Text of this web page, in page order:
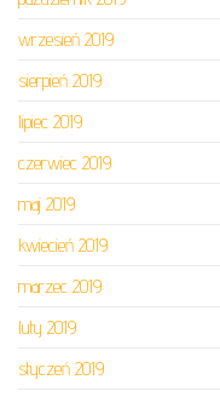
wrzesień 2019
sierpień 2019
lipiec 2019
czerwiec 2019
maj 2019
kwiecień 2019
marzec 2019
luty 2019
styczeń 2019